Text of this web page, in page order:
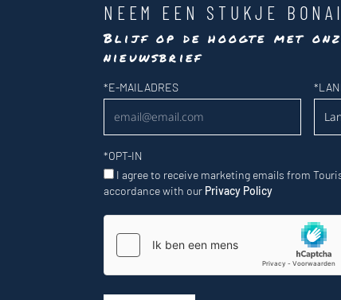
NEEM EEN STUKJE
Blijf op de hoogte met
nieuwsbrief
Nieuwsbrief
*E-MAILADRES *
*OPT-IN
I agree to receive marketing emails from
accordance with our Privacy Policy